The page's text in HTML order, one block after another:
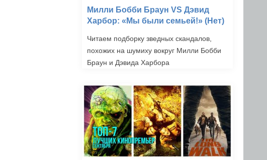
Милли Бобби Браун VS Дэвид
Харбор: «Мы были семьей!» (Нет)
Читаем подборку зведных скандалов,
похожих на шумиху вокруг Милли Бобби
Браун и Дэвида Харбора